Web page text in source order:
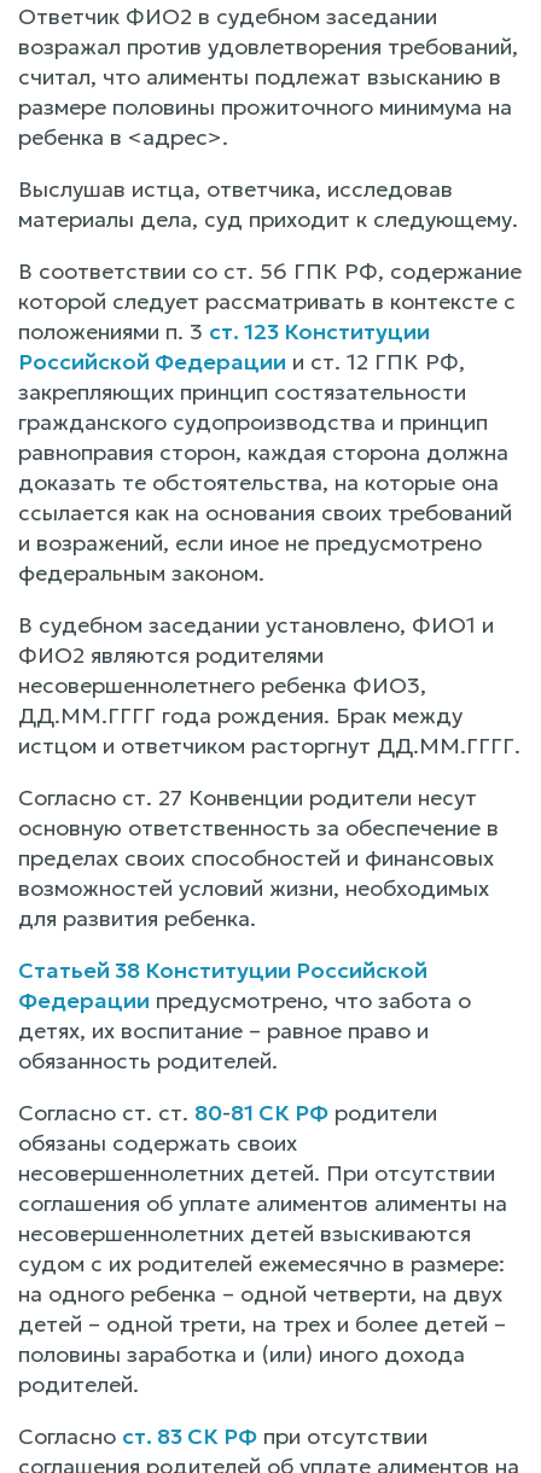
Ответчик ФИО2 в судебном заседании
возражал против удовлетворения требований,
считал, что алименты подлежат взысканию в
размере половины прожиточного минимума на
ребенка в <адрес>.
Выслушав истца, ответчика, исследовав
материалы дела, суд приходит к следующему.
В соответствии со ст. 56 ГПК РФ, содержание
которой следует рассматривать в контексте с
положениями п. 3 ст. 123 Конституции
Российской Федерации и ст. 12 ГПК РФ,
закрепляющих принцип состязательности
гражданского судопроизводства и принцип
равноправия сторон, каждая сторона должна
доказать те обстоятельства, на которые она
ссылается как на основания своих требований
и возражений, если иное не предусмотрено
федеральным законом.
В судебном заседании установлено, ФИО1 и
ФИО2 являются родителями
несовершеннолетнего ребенка ФИО3,
ДД.ММ.ГГГГ года рождения. Брак между
истцом и ответчиком расторгнут ДД.ММ.ГГГГ.
Согласно ст. 27 Конвенции родители несут
основную ответственность за обеспечение в
пределах своих способностей и финансовых
возможностей условий жизни, необходимых
для развития ребенка.
Статьей 38 Конституции Российской
Федерации предусмотрено, что забота о
детях, их воспитание – равное право и
обязанность родителей.
Согласно ст. ст. 80-81 СК РФ родители
обязаны содержать своих
несовершеннолетних детей. При отсутствии
соглашения об уплате алиментов алименты на
несовершеннолетних детей взыскиваются
судом с их родителей ежемесячно в размере:
на одного ребенка – одной четверти, на двух
детей – одной трети, на трех и более детей –
половины заработка и (или) иного дохода
родителей.
Согласно ст. 83 СК РФ при отсутствии
соглашения родителей об уплате алиментов на